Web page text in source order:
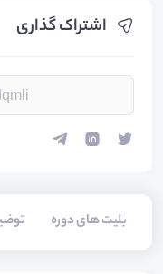
اشتراک گذاری
بلیت های دوره